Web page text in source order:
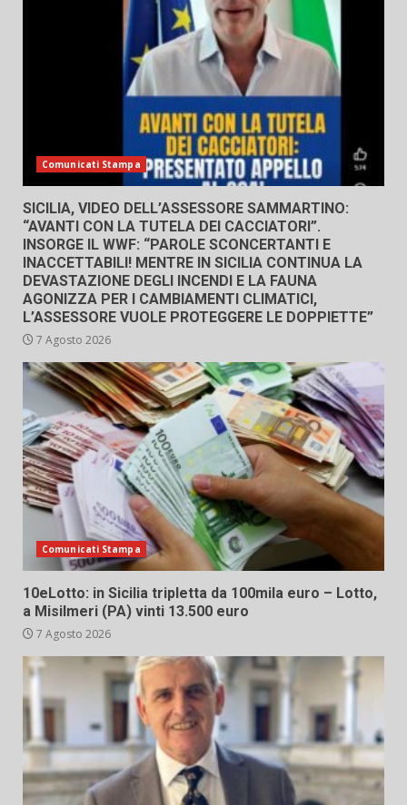
Comunicati Stampa
SICILIA, VIDEO DELL’ASSESSORE SAMMARTINO:
“AVANTI CON LA TUTELA DEI CACCIATORI”.
INSORGE IL WWF: “PAROLE SCONCERTANTI E
INACCETTABILI! MENTRE IN SICILIA CONTINUA LA
DEVASTAZIONE DEGLI INCENDI E LA FAUNA
AGONIZZA PER I CAMBIAMENTI CLIMATICI,
L’ASSESSORE VUOLE PROTEGGERE LE DOPPIETTE”
7 Agosto 2026
Comunicati Stampa
10eLotto: in Sicilia tripletta da 100mila euro – Lotto,
a Misilmeri (PA) vinti 13.500 euro
7 Agosto 2026